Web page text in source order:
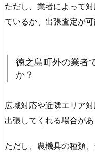
ただし、業者によって
ているか、出張査定が
徳之島町外の業者
か？
広域対応や近隣エリア
出張してくれる場合があ
ただし、農機具の種類